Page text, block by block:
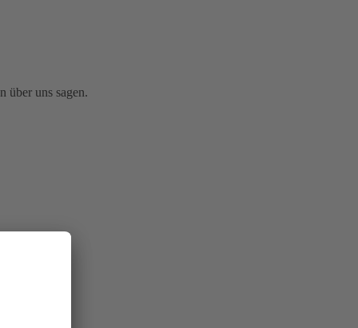
über uns sagen.
an.